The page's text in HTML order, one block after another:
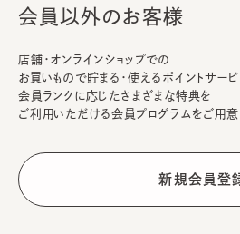
会員以外のお客様
店舗・オンラインショップでの
お買いもので貯まる・使えるポイントサービ
会員ランクに応じたさまざまな特典を
ご利用いただける会員プログラムをご用意